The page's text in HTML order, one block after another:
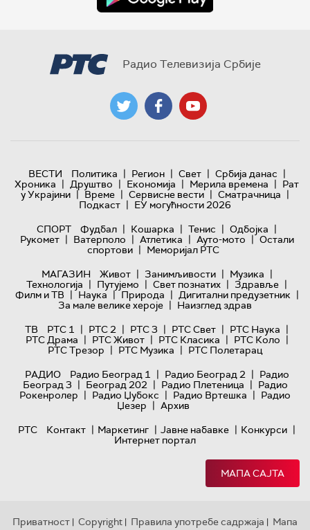
Радио Телевизија Србије
ВЕСТИ Политика | Регион | Свет | Србија данас |
Хроника | Друштво | Економија | Мерила времена | Рат
у Украјини | Време | Сервисне вести | Сматрачница |
Подкаст | ЕУ могућности 2026
СПОРТ
Фудбал | Кошарка | Тенис | Одбојка |
Рукомет | Ватерполо | Атлетика | Ауто-мото | Остали
спортови | Меморијал РТС
МАГАЗИН
Живот | Занимљивости | Музика |
Технологијa | Путујемо | Свет познатих | Здравље |
Филм и ТВ | Наука | Природа | Дигитални предузетник |
За мале велике хероје | Наизглед здрав
ТВ
РТС 1 | РТС 2 | РТС 3 | РТС Свет | РТС Наука |
РТС Драма | РТС Живот | РТС Класика | РТС Коло |
РТС Трезор | РТС Музика | РТС Полетарац
РАДИО
Радио Београд 1 | Радио Београд 2 | Радио
Београд 3 | Београд 202 | Радио Плетеница | Радио
Рокенролер | Радио Џубокс | Радио Вртешка | Радио
Џезер | Архив
РТС
Контакт | Маркетинг | Јавне набавке | Конкурси |
Интернет портал
МАПА САЈТА
Приватност | Copyright | Правила употребе садржаја | Мапа